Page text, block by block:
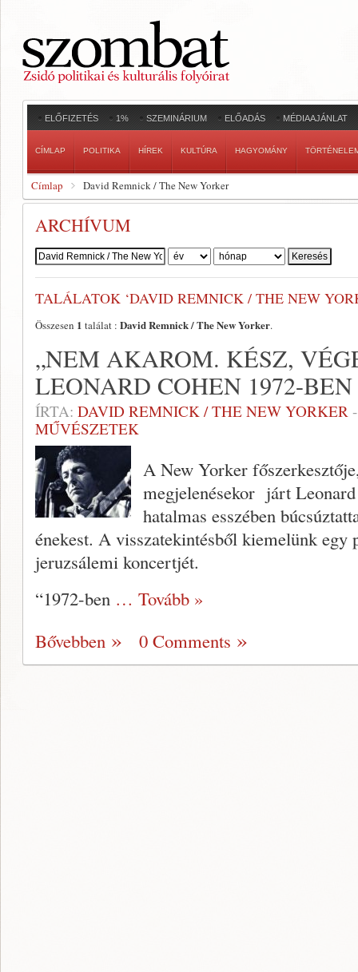
ELŐFIZETÉS 1% SZEMINÁRIUM ELŐADÁS MÉDIAAJÁNLAT
CÍMLAP POLITIKA HÍREK KULTÚRA HAGYOMÁNY
Címlap David Remnick / The New Yorker
ARCHÍVUM
Szerző:
TALÁLATOK ‘DAVID REMNICK / THE NEW
Összesen 1 találat : David Remnick / The New Yorker.
„NEM AKAROM. KÉSZ,
LEONARD COHEN 1972-
ÍRTA: DAVID REMNICK / THE NEW YORKER
MŰVÉSZETEK
A New Yorker
megjelenésekor járt
hatalmas esszében
énekest. A visszatekintésből kiemelünk egy
jeruzsálemi koncertjét.
“1972-ben … Tovább »
Bővebben
0 Comments